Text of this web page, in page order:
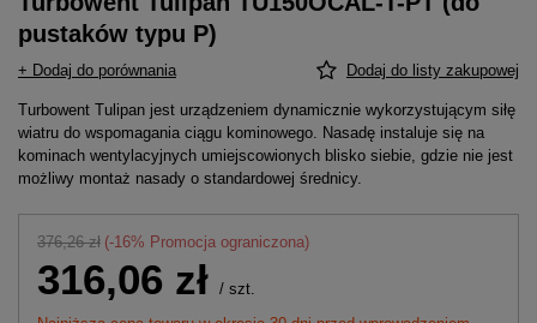
pustaków typu P)
+ Dodaj do porównania Dodaj do listy zakupowej
Turbowent Tulipan jest urządzeniem dynamicznie wykorzystującym siłę
wiatru do wspomagania ciągu kominowego. Nasadę instaluje się na
kominach wentylacyjnych umiejscowionych blisko siebie, gdzie nie jest
możliwy montaż nasady o standardowej średnicy.
376,26 zł (-16% Promocja ograniczona)
316,06 zł / szt.